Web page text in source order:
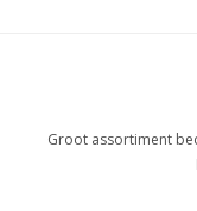
Groot assortiment